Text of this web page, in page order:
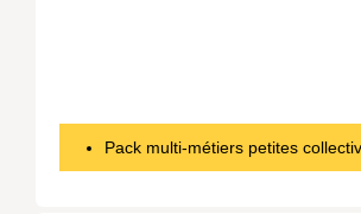
Pack multi-métiers petites